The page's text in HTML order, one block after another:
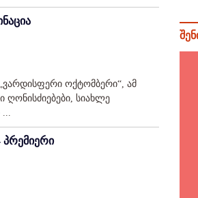
„ვარდისფერი ოქტომბერი“, ამ
სიახლე
...
პრემიერი